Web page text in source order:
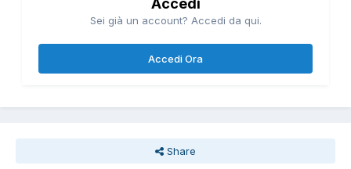
Accedi
Sei già un account? Accedi da qui.
Accedi Ora
Share